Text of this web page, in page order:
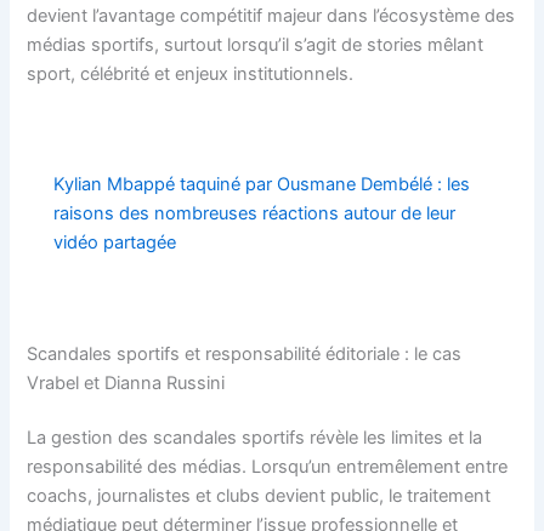
devient l’avantage compétitif majeur dans l’écosystème des
médias sportifs, surtout lorsqu’il s’agit de stories mêlant
sport, célébrité et enjeux institutionnels.
Kylian Mbappé taquiné par Ousmane Dembélé : les
raisons des nombreuses réactions autour de leur
vidéo partagée
Scandales sportifs et responsabilité éditoriale : le cas
Vrabel et Dianna Russini
La gestion des scandales sportifs révèle les limites et la
responsabilité des médias. Lorsqu’un entremêlement entre
coachs, journalistes et clubs devient public, le traitement
médiatique peut déterminer l’issue professionnelle et